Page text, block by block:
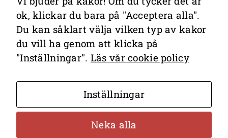
lärande.
Kontakta redaktionen
Hantering av personuppgifter
ok, klickar du bara på "Acceptera alla".
Du kan såklart välja vilken typ av kakor
du vill ha genom att klicka på
"Inställningar". Läs vår cookie policy
Inställningar
Neka alla
surfar ökar du
chansen att få se
personligt
anpassat
innehåll och